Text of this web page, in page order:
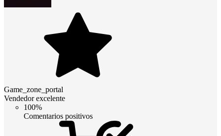
Game_zone_portal
Vendedor excelente
100%
Comentarios positivos